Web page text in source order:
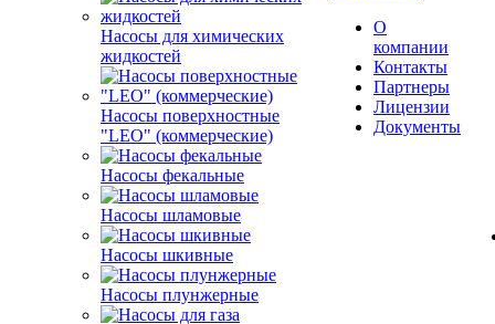
Насосы для химических
жидкостей
Насосы поверхностные
"LEO" (коммерческие)
Насосы фекальные
Насосы шламовые
Насосы шкивные
Насосы плунжерные
О
компании
Контакты
Партнеры
Лицензии
Документы